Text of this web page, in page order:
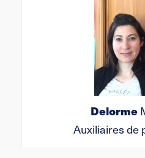
Delorme
Auxiliaires de